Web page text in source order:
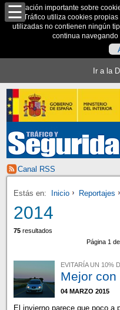
Información importante sobre
de Tráfico utiliza cookies
utilizadas no contienen ningún
continua navegando
Ir a la
Canal RSS
Estás en: Inicio Reportajes
2014
75resultados
Página 1
EVITARÍA UN 10%
Mejor
04 MARZO 2015
El invierno parece que poco a